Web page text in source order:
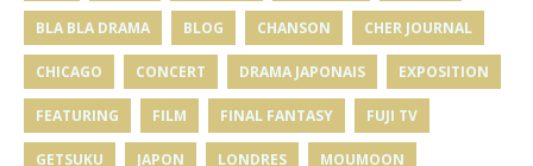
BLA BLA DRAMA BLOG CHANSON CHER JOURNAL
CHICAGO CONCERT DRAMA JAPONAIS EXPOSITION
FEATURING FILM FINAL FANTASY FUJI TV
GETSUKU JAPON LONDRES MOUMOON